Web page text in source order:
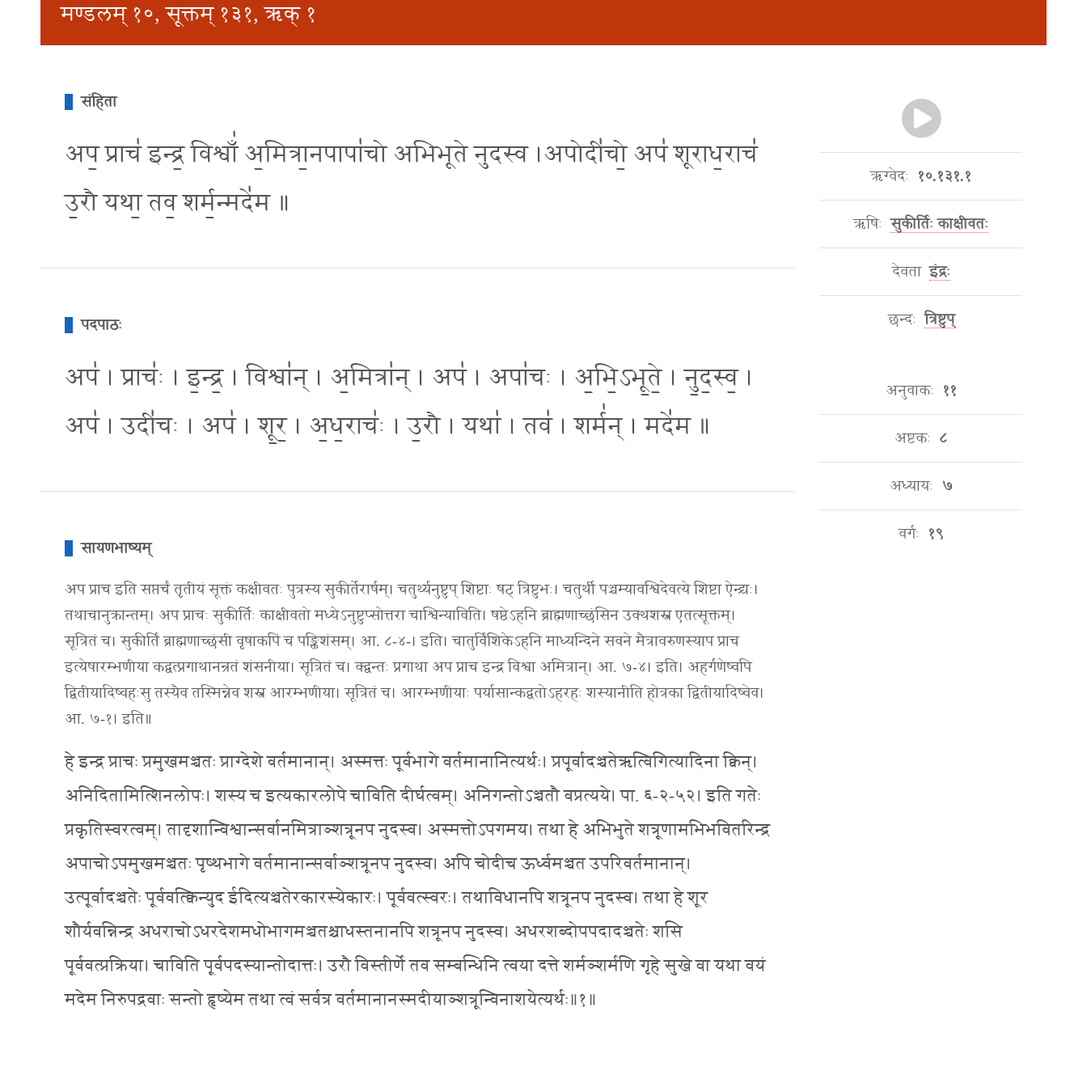
मण्डलम् १०, सूक्तम् १३१, ऋक् १
संहिता
अप॒ प्राच॑ इन्द्र॒ विश्वाँ॑ अ॒मित्रा॒नपापा॑चो अभिभूते नुदस्व ।अपोदी॑चो॒ अप॑ शूराध॒राच॑
उ॒रौ यथा॒ तव॒ शर्म॒न्मदे॑म ॥
पदपाठः
अप॑ । प्राचः॑ । इ॒न्द्र॒ । विश्वा॑न् । अ॒मित्रा॑न् । अप॑ । अपा॑चः । अ॒भि॒ऽभू॒ते॒ । नु॒द॒स्व॒ ।
अप॑ । उदी॑चः । अप॑ । शू॒र॒ । अ॒ध॒राचः॑ । उ॒रौ । यथा॑ । तव॑ । शर्म॑न् । मदे॑म ॥
सायणभाष्यम्
अप प्राच इति सप्तर्चं तृतीयं सूक्तं कक्षीवतः पुत्रस्य सुकीर्तेरार्षम्। चतुर्थ्यनुष्टुप् शिष्टाः षट् त्रिष्टुभः। चतुर्थी पञ्चम्यावश्विदेवत्ये शिष्टा ऐन्द्र्यः।
तथाचानुक्रान्तम्। अप प्राचः सुकीर्तिः काक्षीवतो मध्येऽनुष्टुप्सोत्तरा चाश्विन्याविति। षष्ठेऽहनि ब्राह्मणाच्छंसिन उक्थशस्त्र एतत्सूक्तम्।
सूत्रितं च। सुकीर्तिं ब्राह्मणाच्छंसी वृषाकपिं च पङ्क्तिशंसम्। आ. ८-४-। इति। चातुर्विंशिकेऽहनि माध्यन्दिने सवने मैत्रावरुणस्याप प्राच
इत्येषारम्भणीया कद्वत्प्रगाथानन्रतं शंसनीया। सूत्रितं च। क्द्वन्तः प्रगाथा अप प्राच इन्द्र विश्वा अमित्रान्। आ. ७-४। इति। अहर्गणेष्वपि
द्वितीयादिष्वहःसु तस्यैव तस्मिन्नेव शस्त्र आरम्भणीया। सूत्रितं च। आरम्भणीयाः पर्यासान्कद्वतोऽहरहः शस्यानीति होत्रका द्वितीयादिष्वेव।
आ. ७-१। इति॥
हे इन्द्र प्राचः प्रमुखमञ्चतः प्राग्देशे वर्तमानान्। अस्मत्तः पूर्वभागे वर्तमानानित्यर्थः। प्रपूर्वादञ्चतेऋत्विगित्यादिना क्विन्।
अनिदितामित्शिनलोपः। शस्य च इत्यकारलोपे चाविति दीर्घत्वम्। अनिगन्तोऽञ्चतौ वप्रत्यये। पा. ६-२-५२। इति गतेः
प्रकृतिस्वरत्वम्। तादृशान्विश्वान्सर्वानमित्राञ्शत्रूनप नुदस्व। अस्मत्तोऽपगमय। तथा हे अभिभुते शत्रूणामभिभवितरिन्द्र
अपाचोऽपमुखमञ्चतः पृष्थभागे वर्तमानान्सर्वाञ्शत्रूनप नुदस्व। अपि चोदीच ऊर्ध्वमञ्चत उपरिवर्तमानान्।
उत्पूर्वादञ्चतेः पूर्ववत्क्विन्युद ईदित्यञ्चतेरकारस्येकारः। पूर्ववत्स्वरः। तथाविधानपि शत्रूनप नुदस्व। तथा हे शूर
शौर्यवन्निन्द्र अधराचोऽधरदेशमधोभागमञ्चतश्चाधस्तनानपि शत्रूनप नुदस्व। अधरशब्दोपपदादञ्चतेः शसि
पूर्ववत्प्रक्रिया। चाविति पूर्वपदस्यान्तोदात्तः। उरौ विस्तीर्णे तव सम्बन्धिनि त्वया दत्ते शर्मञ्शर्मणि गृहे सुखे वा यथा वयं
मदेम निरुपद्रवाः सन्तो हृष्येम तथा त्वं सर्वत्र वर्तमानानस्मदीयाञ्शत्रून्विनाशयेत्यर्थः॥१॥
ऋग्वेदः १०.१३१.१
ऋषिः सुकीर्तिः काक्षीवतः
देवता इंद्रः
छन्दः त्रिष्टुप्
अनुवाकः ११
अष्टकः ८
अध्यायः ७
वर्गः १९